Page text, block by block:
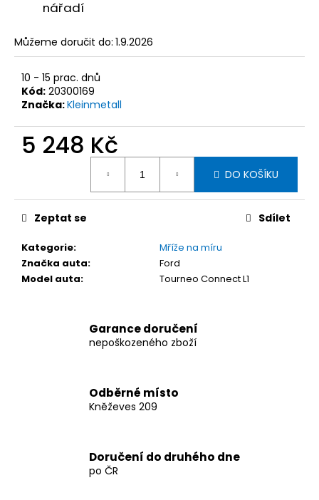
nářadí
Můžeme doručit do: 1.9.2026
10 - 15 prac. dnů
Kód: 20300169
Značka:Kleinmetall
5 248 Kč
DO KOŠÍKU
Kategorie:
Mříže na míru
Značka auta:
Ford
Model auta: Tourneo Connect L1
Zeptat se Sdílet
Garance doručení
nepoškozeného zboží
Odběrné místo
Kněževes 209
Doručení do druhého dne
po ČR
e
KLEINMETALL
MASTERLINE
DĚLÍCÍ
(PLETIVO
40
MM)
KAROQ
MODELOVÉHO
ROKU
2019